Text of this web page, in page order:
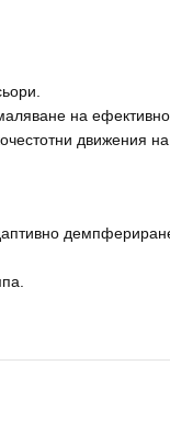
на
движения